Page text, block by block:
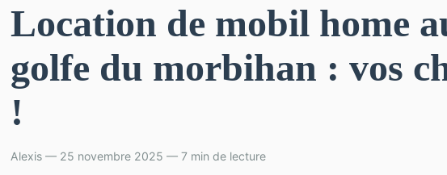
Location de mobil home
golfe du morbihan : vos
!
Alexis — 25 novembre 2025 — 7 min de lecture